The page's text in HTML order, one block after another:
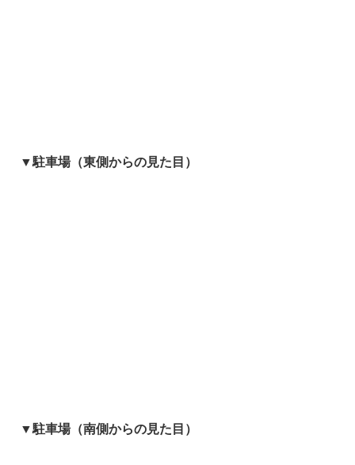
▼駐車場（東側からの見た目）
▼駐車場（南側からの見た目）